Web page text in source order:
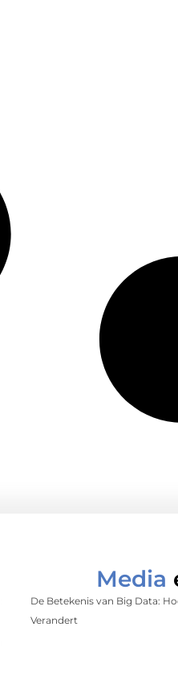
Media
De Betekenis van Big Data:
Verandert